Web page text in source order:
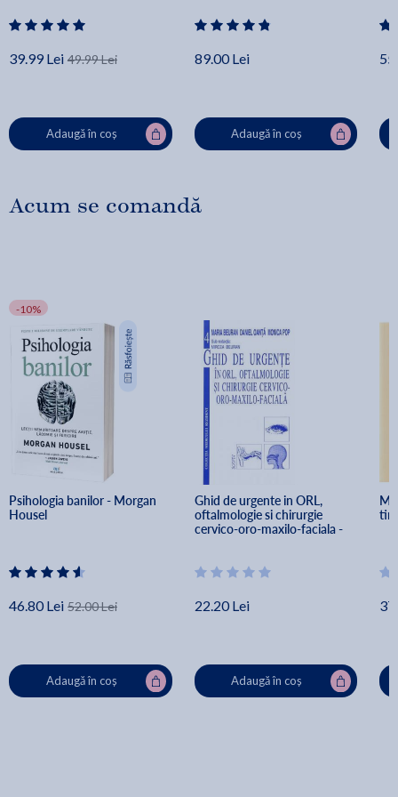
39.99 Lei 49.99 Lei
Adaugă în coș
89.00 Lei
Adaugă în coș
Acum se comandă
-10%
Psihologia banilor - Morgan
Housel
46.80 Lei 52.00 Lei
Adaugă în coș
Ghid de urgente in ORL,
oftalmologie si chirurgie
cervico-oro-maxilo-faciala -
22.20 Lei
Adaugă în coș